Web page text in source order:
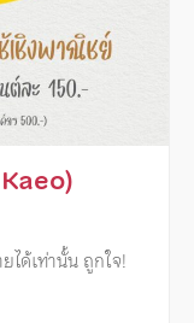
ได้เท่านั้น ถูกใจ!